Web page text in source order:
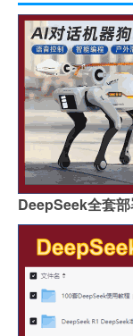
DeepSeek全套